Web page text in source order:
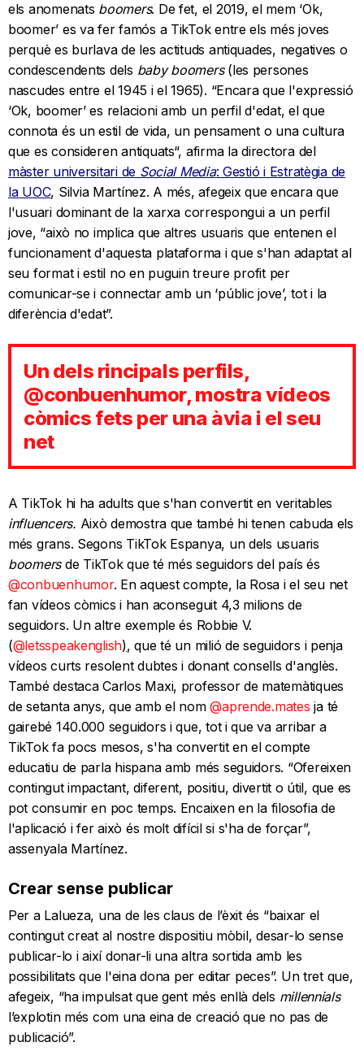
els anomenats boomers. De fet, el 2019, el mem ‘Ok,
boomer’ es va fer famós a TikTok entre els més joves
perquè es burlava de les actituds antiquades, negatives o
condescendents dels baby boomers(les persones
nascudes entre el 1945 i el 1965). “Encara que l'expressió
‘Ok, boomer’ es relacioni amb un perfil d'edat, el que
connota és un estil de vida, un pensament o una cultura
que es consideren antiquats“, afirma la directora del
màster universitari de Social Media: Gestió i Estratègia de
la UOC, Silvia Martínez. A més, afegeix que encara que
l'usuari dominant de la xarxa correspongui a un perfil
jove, “això no implica que altres usuaris que entenen el
funcionament d'aquesta plataforma i que s'han adaptat al
seu format i estil no en puguin treure profit per
comunicar-se i connectar amb un ‘públic jove’, tot i la
diferència d'edat”.
Un dels rincipals perfils,
@conbuenhumor, mostra vídeos
còmics fets per una àvia i el seu
net
A TikTok hi ha adults que s'han convertit en veritables
influencers. Això demostra que també hi tenen cabuda els
més grans. Segons TikTok Espanya, un dels usuaris
boomersde TikTok que té més seguidors del país és
@conbuenhumor. En aquest compte, la Rosa i el seu net
fan vídeos còmics i han aconseguit 4,3 milions de
seguidors. Un altre exemple és Robbie V.
(@letsspeakenglish), que té un milió de seguidors i penja
vídeos curts resolent dubtes i donant consells d'anglès.
També destaca Carlos Maxi, professor de matemàtiques
de setanta anys, que amb el nom@aprende.mates ja té
gairebé 140.000 seguidors i que, tot i que va arribar a
TikTok fa pocs mesos, s'ha convertit en el compte
educatiu de parla hispana amb més seguidors. “Ofereixen
contingut impactant, diferent, positiu, divertit o útil, que es
pot consumir en poc temps. Encaixen en la filosofia de
l'aplicació i fer això és molt difícil si s'ha de forçar”,
assenyala Martínez.
Crear sense publicar
Per a Lalueza, una de les claus de l’èxit és “baixar el
contingut creat al nostre dispositiu mòbil, desar-lo sense
publicar-lo i així donar-li una altra sortida amb les
possibilitats que l'eina dona per editar peces”. Un tret que,
afegeix, “ha impulsat que gent més enllà dels millennials
l’explotin més com una eina de creació que no pas de
publicació”.